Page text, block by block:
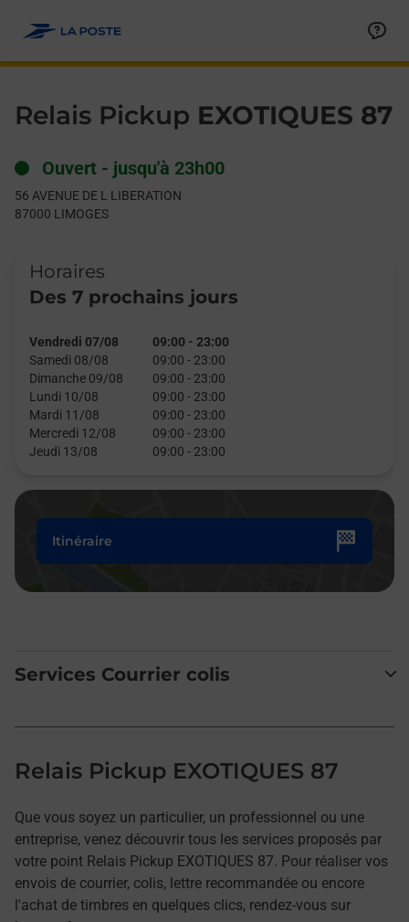
Relais Pickup EXOTIQUES 87
Ouvert - jusqu'à 23h00
56 AVENUE DE L LIBERATION
87000 LIMOGES
Horaires
Des 7 prochains jours
Vendredi 07/08 09:00 - 23:00
Samedi 08/08
09:00 - 23:00
Dimanche 09/08
09:00 - 23:00
Lundi 10/08
09:00 - 23:00
Mardi 11/08
09:00 - 23:00
Mercredi 12/08
09:00 - 23:00
Jeudi 13/08
09:00 - 23:00
Itinéraire
Services Courrier colis
Relais Pickup EXOTIQUES 87
Que vous soyez un particulier, un professionnel ou une
entreprise, venez découvrir tous les services proposés par
votre point Relais Pickup EXOTIQUES 87. Pour réaliser vos
envois de courrier, colis, lettre recommandée ou encore
l'achat de timbres en quelques clics, rendez-vous sur